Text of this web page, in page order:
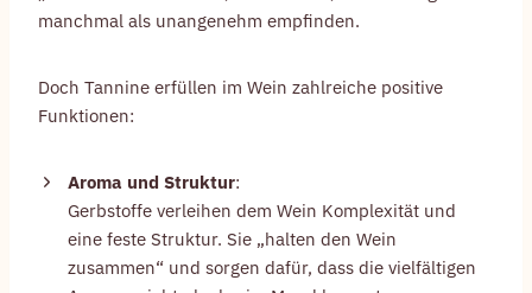
manchmal als unangenehm empfinden.
Doch Tannine erfüllen im Wein zahlreiche positive
Funktionen:
Aroma und Struktur:
Gerbstoffe verleihen dem Wein Komplexität und
eine feste Struktur. Sie „halten den Wein
zusammen“ und sorgen dafür, dass die vielfältigen